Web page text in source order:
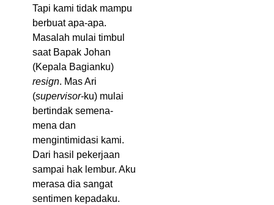
Tapi kami tidak mampu
berbuat apa-apa.
Masalah mulai timbul
saat Bapak Johan
(Kepala Bagianku)
resign. Mas Ari
(supervisor-ku) mulai
bertindak semena-
mena dan
mengintimidasi kami.
Dari hasil pekerjaan
sampai hak lembur. Aku
merasa dia sangat
sentimen kepadaku.